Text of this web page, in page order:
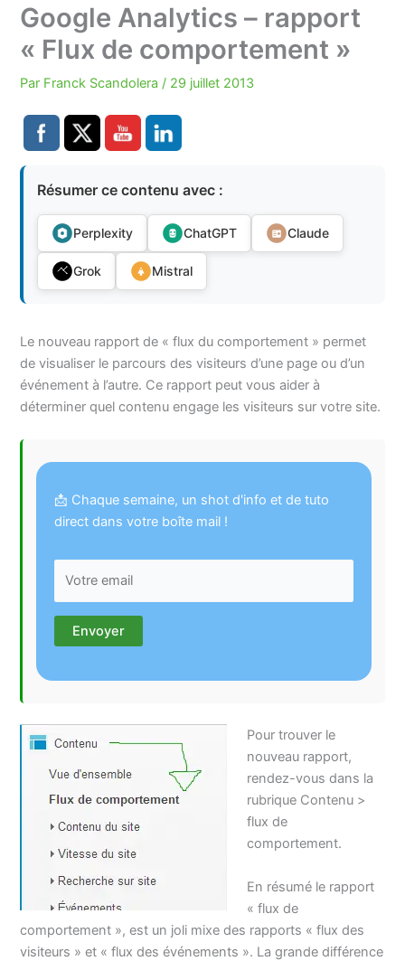
Google Analytics – rapport
« Flux de comportement »
Par Franck Scandolera / 29 juillet 2013
Résumer ce contenu avec :
Perplexity ChatGPT Claude
Grok Mistral
Le nouveau rapport de « flux du comportement » permet
de visualiser le parcours des visiteurs d’une page ou d’un
événement à l’autre. Ce rapport peut vous aider à
déterminer quel contenu engage les visiteurs sur votre site.
📩 Chaque semaine, un shot d'info et de tuto
direct dans votre boîte mail !
Pour trouver le
nouveau rapport,
rendez-vous dans la
rubrique Contenu >
flux de
comportement.
En résumé le rapport
« flux de
comportement », est un joli mixe des rapports « flux des
visiteurs » et « flux des événements ». La grande différence